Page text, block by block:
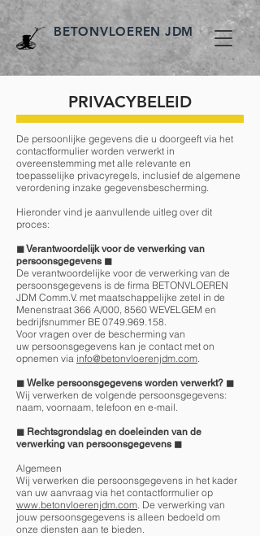
BETONVLOEREN JDM
PRIVACYBELEID
De persoonlijke gegevens die u doorgeeft via het
contactformulier worden verwerkt in
overeenstemming met alle relevante en
toepasselijke privacyregels, inclusief de algemene
verordening inzake gegevensbescherming.
Hieronder vind je aanvullende uitleg over dit
proces:
◼︎Verantwoordelijk voor de verwerking van
persoonsgegevens ◼︎
De verantwoordelijke voor de verwerking van de
persoonsgegevens is de firma BETONVLOEREN
JDM Comm.V. met maatschappelijke zetel in de
Menenstraat 366 A/000, 8560 WEVELGEM en
bedrijfsnummer BE 0749.969.158.
Voor vragen over de bescherming van
uw persoonsgegevens kan je contact met on
opnemen via info@betonvloerenjdm.com.
◼︎ Welke persoonsgegevens worden verwerkt? ◼︎
Wij verwerken de volgende persoonsgegevens:
naam, voornaam, telefoon en e-mail.
◼︎ Rechtsgrondslag en doeleinden van de
verwerking van persoonsgegevens ◼︎
Algemeen
Wij verwerken die persoonsgegevens in het kader
van uw aanvraag via het contactformulier op
www.betonvloerenjdm.com. De verwerking van
jouw persoonsgegevens is alleen bedoeld om
onze diensten aan te bieden.